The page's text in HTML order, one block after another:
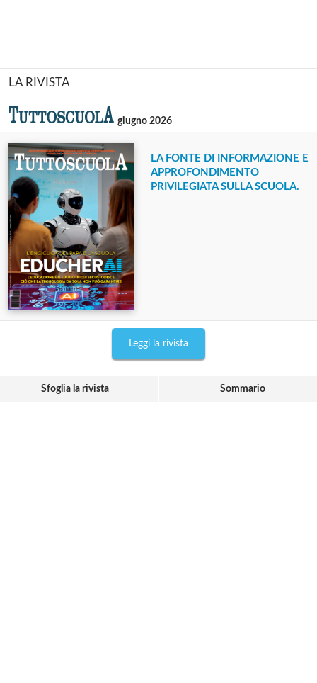
LA RIVISTA
giugno 2026
LA FONTE DI INFORMAZIONE E
APPROFONDIMENTO
PRIVILEGIATA SULLA SCUOLA.
Leggi la rivista
Sfoglia la rivista Sommario